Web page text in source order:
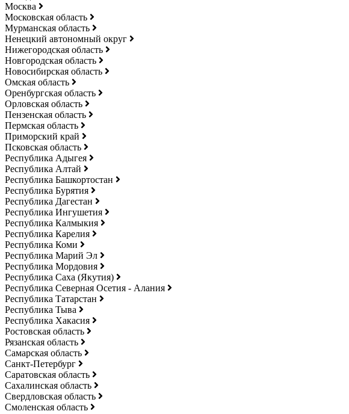
Москва
Московская область
Мурманская область
Ненецкий автономный округ
Нижегородская область
Новгородская область
Новосибирская область
Омская область
Оренбургская область
Орловская область
Пензенская область
Пермская область
Приморский край
Псковская область
Республика Адыгея
Республика Алтай
Республика Башкортостан
Республика Бурятия
Республика Дагестан
Республика Ингушетия
Республика Калмыкия
Республика Карелия
Республика Коми
Республика Марий Эл
Республика Мордовия
Республика Саха (Якутия)
Республика Северная Осетия - Алания
Республика Татарстан
Республика Тыва
Республика Хакасия
Ростовская область
Рязанская область
Самарская область
Санкт-Петербург
Саратовская область
Сахалинская область
Свердловская область
Смоленская область